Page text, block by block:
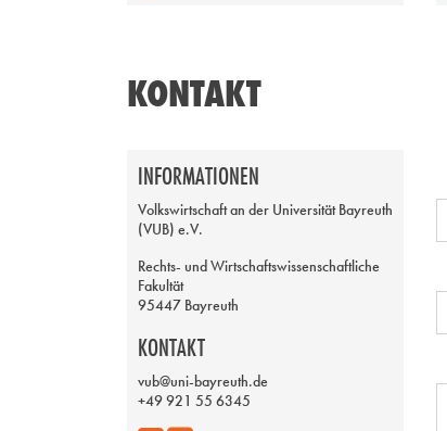
KONTAKT
INFORMATIONEN
Volkswirtschaft an der Universität Bayreuth
(VUB) e.V.
Rechts- und Wirtschaftswissenschaftliche
Fakultät
95447 Bayreuth
KONTAKT
vub@uni-bayreuth.de
+49 921 55 6345